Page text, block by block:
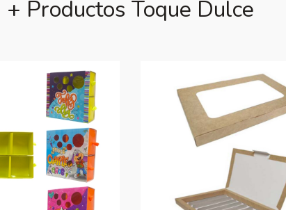
+ Productos Toque Dulce